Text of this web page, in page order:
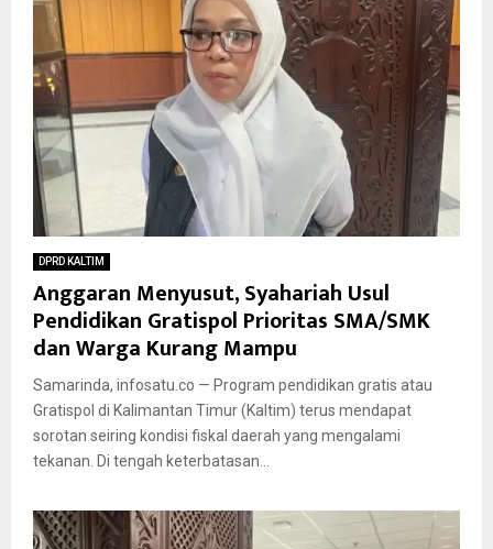
DPRD KALTIM
Anggaran Menyusut, Syahariah Usul
Pendidikan Gratispol Prioritas SMA/SMK
dan Warga Kurang Mampu
Samarinda, infosatu.co — Program pendidikan gratis atau
Gratispol di Kalimantan Timur (Kaltim) terus mendapat
sorotan seiring kondisi fiskal daerah yang mengalami
tekanan. Di tengah keterbatasan...